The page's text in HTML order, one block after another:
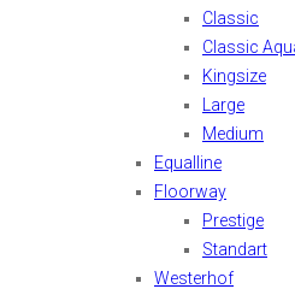
Classic
Classic
Kingsize
Large
Medium
Equalline
Floorway
Prestige
Standart
Westerhof